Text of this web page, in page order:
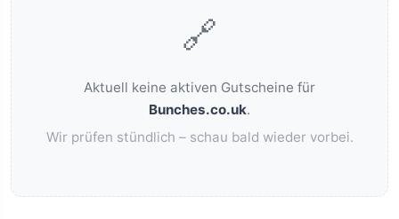
🔗
Aktuell keine aktiven Gutscheine für
Bunches.co.uk.
Wir prüfen stündlich – schau bald wieder vorbei.